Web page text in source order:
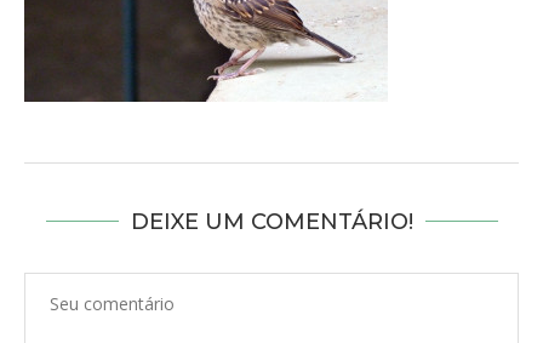
DEIXE UM COMENTÁRIO!